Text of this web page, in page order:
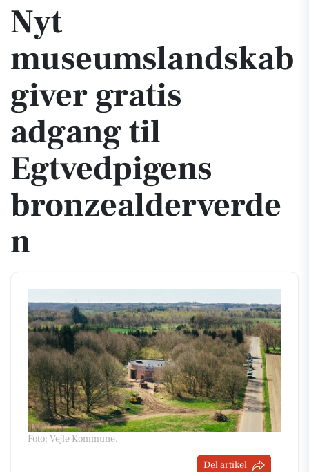
Nyt
museumslandskab
giver gratis
adgang til
Egtvedpigens
bronzealderverde
n
Foto: Vejle Kommune.
Del artikel